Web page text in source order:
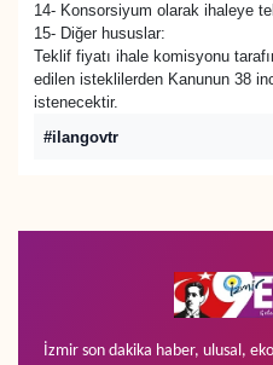
14- Konsorsiyum olarak ihaleye
15- Diğer hususlar:
Teklif fiyatı ihale komisyonu
edilen isteklilerden Kanunun 38
istenecektir.
#ilangovtr
İzmir son dakika haber, ulusal,